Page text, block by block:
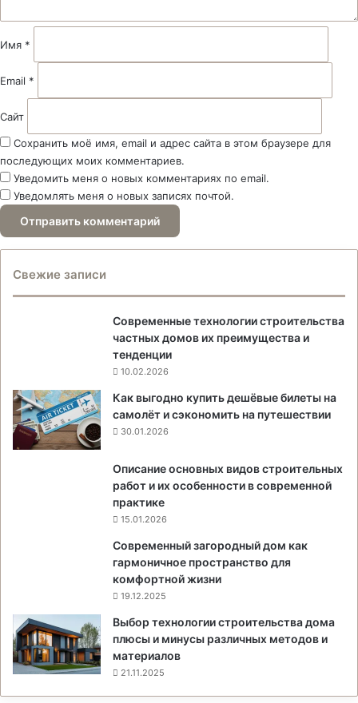
и
й
Имя *
Email *
Сайт
Сохранить моё имя, email и адрес сайта в этом браузере для
последующих моих комментариев.
Уведомить меня о новых комментариях по email.
Уведомлять меня о новых записях почтой.
Свежие записи
Современные технологии строительства
частных домов их преимущества и
тенденции
10.02.2026
Как выгодно купить дешёвые билеты на
самолёт и сэкономить на путешествии
30.01.2026
Описание основных видов строительных
работ и их особенности в современной
практике
15.01.2026
Современный загородный дом как
гармоничное пространство для
комфортной жизни
19.12.2025
Выбор технологии строительства дома
плюсы и минусы различных методов и
материалов
21.11.2025